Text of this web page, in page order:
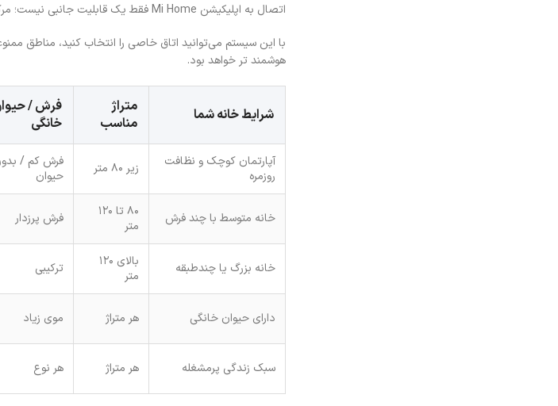
اتصال به اپلیکیشن Mi Home فقط یک قابلیت جانبی نیست؛ مرکز کنترل جارو برقی هوشمند است.
با این سیستم می‌توانید اتاق خاصی را انتخاب کنید، مناطق
هوشمند تر خواهد بود.
شرایط خانه شما
متراژ
مناسب
فرش /
خانگی
آپارتمان کوچک و نظافت
روزمره
زیر ۸۰ متر
فرش کم /
حیوان
خانه متوسط با چند فرش
۸۰ تا ۱۲۰
متر
فرش پرزدار
خانه بزرگ یا چندطبقه
بالای ۱۲۰
متر
ترکیبی
دارای حیوان خانگی هر متراژ موی زیاد
سبک زندگی پرمشغله هر متراژ هر نوع